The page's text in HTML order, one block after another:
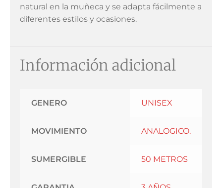
natural en la muñeca y se adapta fácilmente a
diferentes estilos y ocasiones.
Información adicional
GENERO UNISEX
MOVIMIENTO ANALOGICO.
SUMERGIBLE 50 METROS